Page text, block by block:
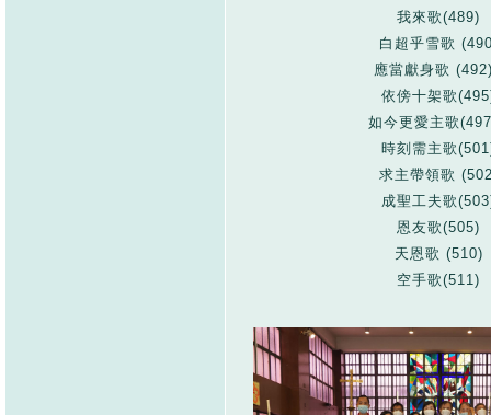
我來歌(489)
白超乎雪歌
應當獻身歌
依傍十架歌
如今更愛主歌
時刻需主歌
求主帶領歌
成聖工夫歌
恩友歌(505)
天恩歌 (510)
空手歌(511)